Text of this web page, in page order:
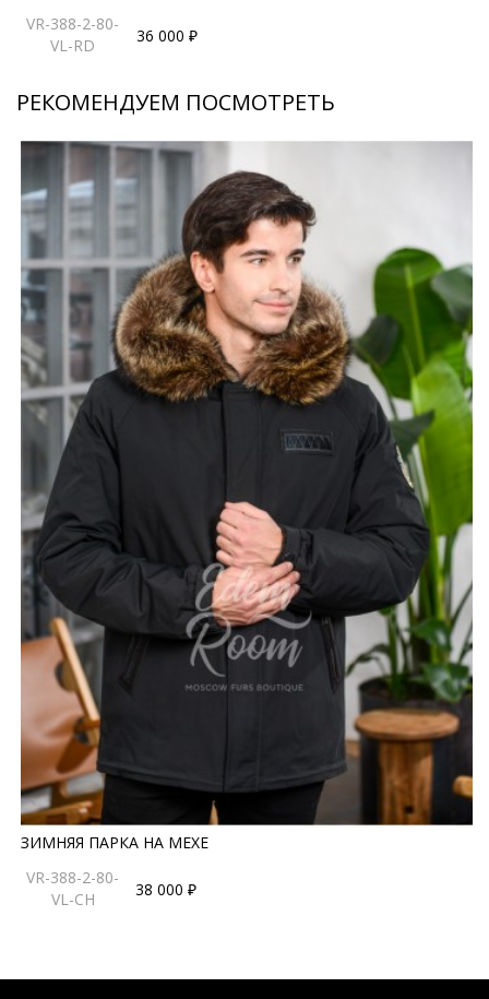
VR-388-2-80-
VL-RD
36 000 ₽
РЕКОМЕНДУЕМ ПОСМОТРЕТЬ
ЗИМНЯЯ ПАРКА НА МЕХЕ
VR-388-2-80-
VL-CH
38 000 ₽